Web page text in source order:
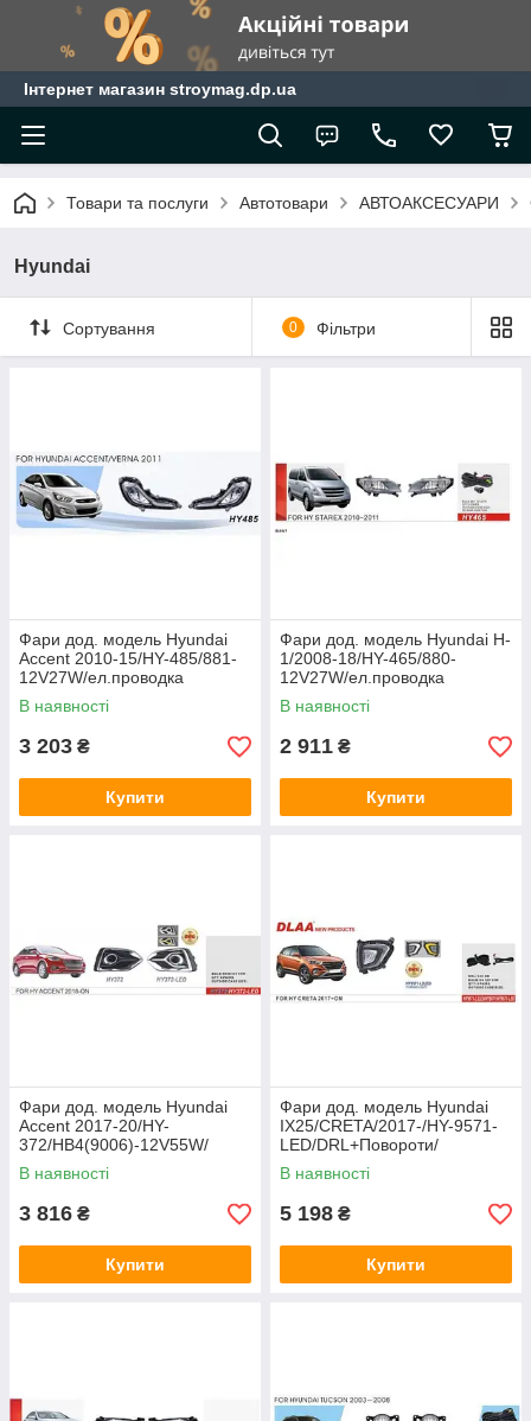
Інтернет магазин stroymag.dp.ua
Товари та послуги Автотовари АВТОАКСЕСУАРИ
Hyundai
Сортування 0 Фільтри
Фари дод. модель Hyundai
Accent 2010-15/HY-485/881-
12V27W/ел.проводка
В наявності
3 203 ₴
Купити
Фари дод. модель Hyundai H-
1/2008-18/HY-465/880-
12V27W/ел.проводка
В наявності
2 911 ₴
Купити
Фари дод. модель Hyundai
Accent 2017-20/HY-
372/HB4(9006)-12V55W/
ел.проводка
В наявності
3 816 ₴
Купити
Фари дод. модель Hyundai
IX25/CRETA/2017-/HY-9571-
LED/DRL+Повороти/
ел.проводка
В наявності
5 198 ₴
Купити